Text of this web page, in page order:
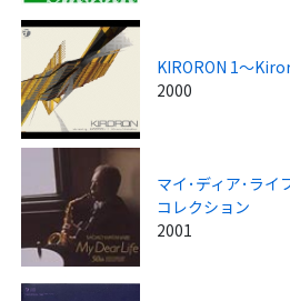
KIRORON 1～
2000
マイ･ディア･ライ
コレクション
2001